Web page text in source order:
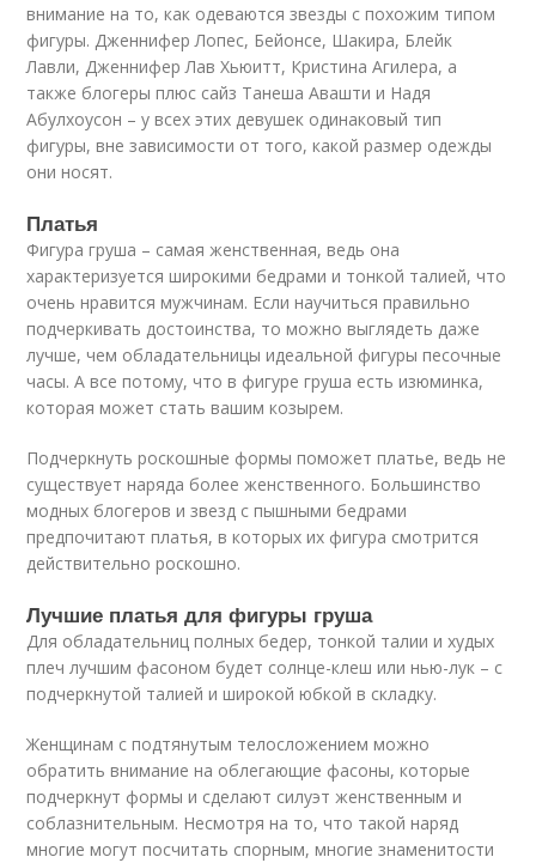
внимание на то, как одеваются звезды с похожим типом
фигуры. Дженнифер Лопес, Бейонсе, Шакира, Блейк
Лавли, Дженнифер Лав Хьюитт, Кристина Агилера, а
также блогеры плюс сайз Танеша Авашти и Надя
Абулхоусон – у всех этих девушек одинаковый тип
фигуры, вне зависимости от того, какой размер одежды
они носят.
Платья
Фигура груша – самая женственная, ведь она
характеризуется широкими бедрами и тонкой талией, что
очень нравится мужчинам. Если научиться правильно
подчеркивать достоинства, то можно выглядеть даже
лучше, чем обладательницы идеальной фигуры песочные
часы. А все потому, что в фигуре груша есть изюминка,
которая может стать вашим козырем.
Подчеркнуть роскошные формы поможет платье, ведь не
существует наряда более женственного. Большинство
модных блогеров и звезд с пышными бедрами
предпочитают платья, в которых их фигура смотрится
действительно роскошно.
Лучшие платья для фигуры груша
Для обладательниц полных бедер, тонкой талии и худых
плеч лучшим фасоном будет солнце-клеш или нью-лук – с
подчеркнутой талией и широкой юбкой в складку.
Женщинам с подтянутым телосложением можно
обратить внимание на облегающие фасоны, которые
подчеркнут формы и сделают силуэт женственным и
соблазнительным. Несмотря на то, что такой наряд
многие могут посчитать спорным, многие знаменитости